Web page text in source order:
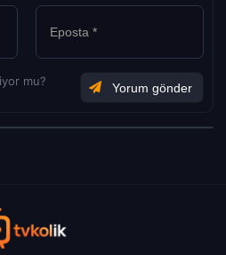
mu?